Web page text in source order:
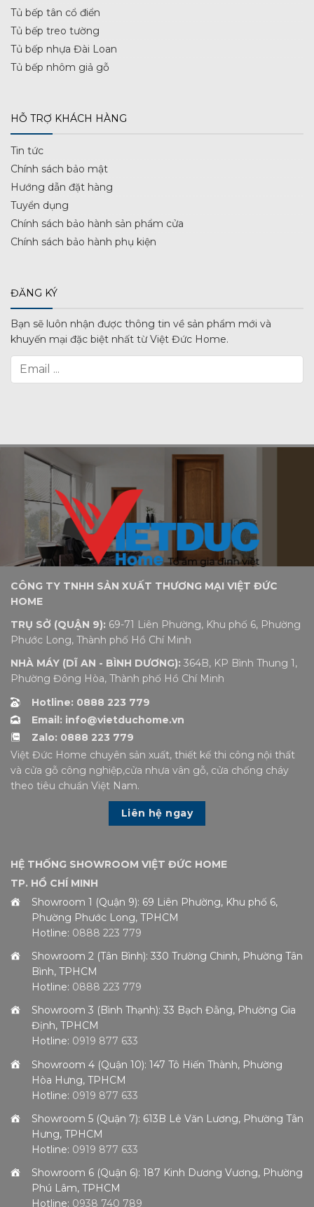
Tủ bếp tân cổ điển
Tủ bếp treo tường
Tủ bếp nhựa Đài Loan
Tủ bếp nhôm giả gỗ
HỖ TRỢ KHÁCH HÀNG
Tin tức
Chính sách bảo mật
Hướng dẫn đặt hàng
Tuyển dụng
Chính sách bảo hành sản phẩm cửa
Chính sách bảo hành phụ kiện
ĐĂNG KÝ
Bạn sẽ luôn nhận được thông tin về sản phẩm mới và
khuyến mại đặc biệt nhất từ Việt Đức Home.
CÔNG TY TNHH SẢN XUẤT THƯƠNG MẠI VIỆT ĐỨC
HOME
TRỤ SỞ (QUẬN 9): 69-71 Liên Phường, Khu phố 6, Phường
Phước Long, Thành phố Hồ Chí Minh
NHÀ MÁY (DĨ AN - BÌNH DƯƠNG): 364B, KP Bình Thung 1,
Phường Đông Hòa, Thành phố Hồ Chí Minh
Hotline: 0888 223 779
Email: info@vietduchome.vn
Zalo: 0888 223 779
Việt Đức Home chuyên sản xuất, thiết kế thi công nội thất
và cửa gỗ công nghiệp,cửa nhựa vân gỗ, cửa chống cháy
theo tiêu chuẩn Việt Nam.
Liên hệ ngay
HỆ THỐNG SHOWROOM VIỆT ĐỨC HOME
TP. HỒ CHÍ MINH
Showroom 1 (Quận 9): 69 Liên Phường, Khu phố 6,
Phường Phước Long, TPHCM
Hotline: 0888 223 779
Showroom 2 (Tân Bình): 330 Trường Chinh, Phường Tân
Bình, TPHCM
Hotline: 0888 223 779
Showroom 3 (Bình Thạnh): 33 Bạch Đằng, Phường Gia
Định, TPHCM
Hotline: 0919 877 633
Showroom 4 (Quận 10): 147 Tô Hiến Thành, Phường
Hòa Hưng, TPHCM
Hotline: 0919 877 633
Showroom 5 (Quận 7): 613B Lê Văn Lương, Phường Tân
Hưng, TPHCM
Hotline: 0919 877 633
Showroom 6 (Quận 6): 187 Kinh Dương Vương, Phường
Phú Lâm, TPHCM
Hotline: 0938 740 789